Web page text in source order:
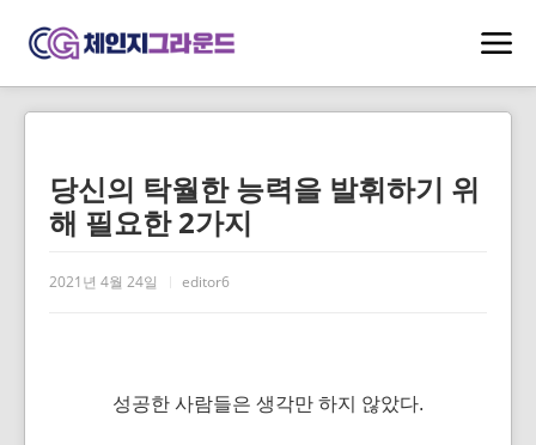
당신의 탁월한 능력을 발휘하기 위
해 필요한 2가지
2021년 4월 24일 editor6
성공한 사람들은 생각만 하지 않았다.